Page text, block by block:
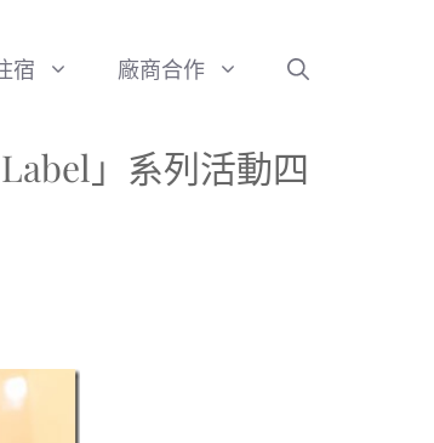
宿 廠商合作
」系列活動四